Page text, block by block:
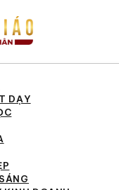
DẠY